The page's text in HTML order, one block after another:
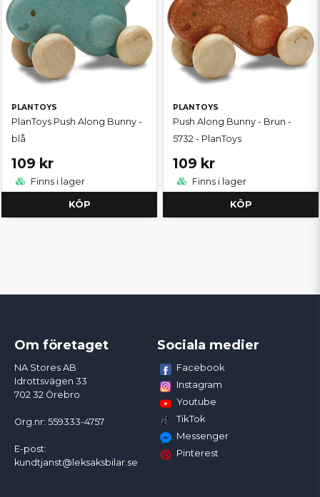
PLANTOYS
PlanToys Push Along Bunny -
blå
109 kr
Finns i lager
KÖP
PLANTOYS
Push Along Bunny - Brun -
5732 - PlanToys
109 kr
Finns i lager
KÖP
Om företaget
NA Stores AB
Idrottsvägen 33
702 32 Örebro
Org.nr: 559333-4757
E-post:
kundtjanst@leksaksbilar.se
Sociala medier
Facebook
Instagram
Youtube
TikTok
Messenger
Pinterest